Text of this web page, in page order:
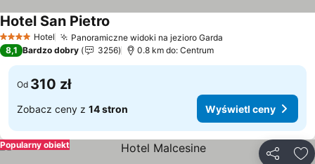
4 KategoriaHotel Panoramiczne widoki na jezioro Garda
Hotel San Pietro
8,1 Bardzo dobry 3256 0.8 km do: Centrum
Od 310 zł
Zobacz ceny z 14 stron Wyświetl ceny
Popularny obiekt